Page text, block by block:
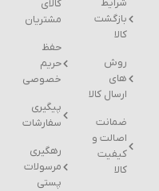
شرایط
بازگشت
کالا
روش
های
ارسال کالا
ضمانت
اصالت و
کیفیت
کالا
کالای
مشتریان
حفظ
حریم
خصوصی
پیگیری
سفارشات
رهگیری
مرسولات
پستی